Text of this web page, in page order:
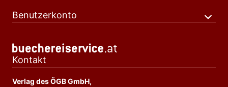
Benutzerkonto
Kontakt
Verlag des ÖGB GmbH,